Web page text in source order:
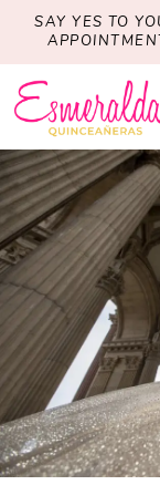
SAY YES TO